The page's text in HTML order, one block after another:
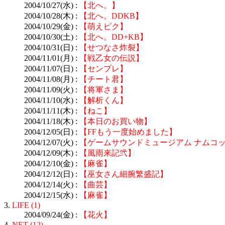
2004/10/27(水) :
【北へ。】
2004/10/28(木) :
【北へ。DDKB】
2004/10/29(金) :
【萌えピク】
2004/10/30(土) :
【北へ。DD+KB】
2004/10/31(日) :
【せつなさ炸裂】
2004/11/01(月) :
【戦乙女の伝説】
2004/11/07(日) :
【センプレ】
2004/11/08(月) :
【チート君】
2004/11/09(火) :
【将軍さま】
2004/11/10(水) :
【解析くん】
2004/11/11(木) :
【ねこ】
2004/11/18(木) :
【本日のお買い物】
2004/12/05(日) :
【FFもう一度始めました】
2004/12/07(火) :
【ゲームサウンドミュージアム ナムコ
2004/12/09(木) :
【風雨来記弐】
2004/12/10(金) :
【麻雀】
2004/12/12(日) :
【巫女さん細腕繁盛記】
2004/12/14(火) :
【曲芸】
2004/12/15(水) :
【麻雀】
3. LIFE (1)
2004/09/24(金) :
【花火】